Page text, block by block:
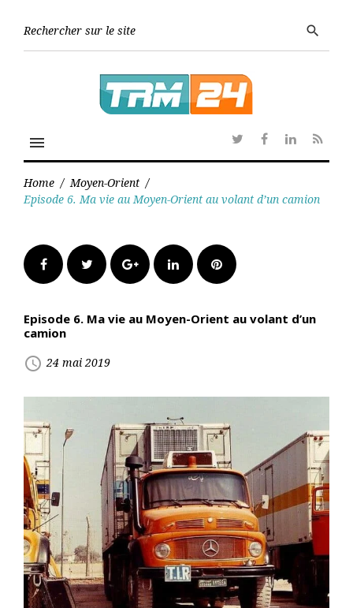
search
menu
TwitterFacebook
Linkedin
RSS
Home / Moyen-Orient /
Episode 6. Ma vie au Moyen-Orient au volant d’un camion
FacebookTwitter Google+LinkedInPinterest
Episode 6. Ma vie au Moyen-Orient au volant d’un
camion
access_time 24 mai 2019